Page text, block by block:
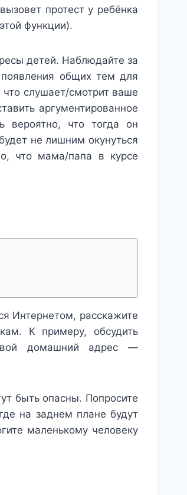
протест у ребёнка
функции).
детей. Наблюдайте за
общих тем для
слушает/смотрит ваше
аргументированное
вероятно, что тогда он
не лишним окунуться
что мама/папа в курсе
Интернетом, расскажите
К примеру, обсудить
домашний адрес —
быть опасны. Попросите
на заднем плане будут
маленькому человеку